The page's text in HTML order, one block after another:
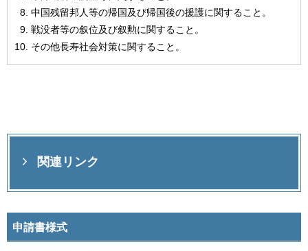
中国残留邦人等の帰国及び帰国後の援護に関すること。
戦没者等の叙位及び叙勲に関すること。
その他長寿社会対策に関すること。
関連リンク
申請書様式